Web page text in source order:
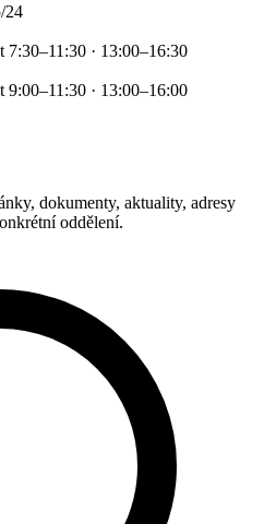
24
7:30–11:30 · 13:00–16:30
9:00–11:30 · 13:00–16:00
dokumenty, aktuality, adresy
oddělení.